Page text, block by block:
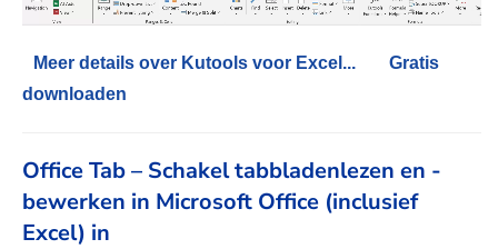
Meer details over Kutools voor Excel...
Gratis
downloaden
Office Tab – Schakel tabbladenlezen en -
bewerken in Microsoft Office (inclusief
Excel) in